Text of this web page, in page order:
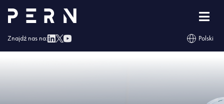
Znajdź nas na: Polski
Strona główna »Połącznie spółek serwisowych grupy PERN stało się faktem»